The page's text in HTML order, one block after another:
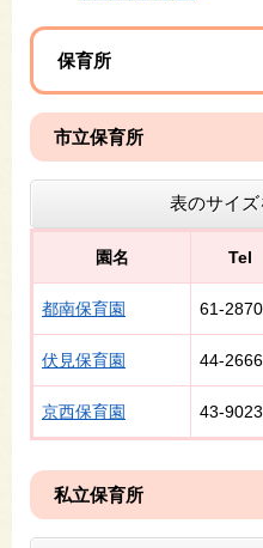
保育所
市立保育所
表のサイ
園名 Tel
都南保育園 61-2870
伏見保育園 44-2666
京西保育園 43-9023
私立保育所